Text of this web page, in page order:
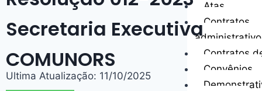
Atas
Contratos
Contratos
Convênios
Secretaria Executiva
COMUNORS
Ultima Atualização: 11/10/2025